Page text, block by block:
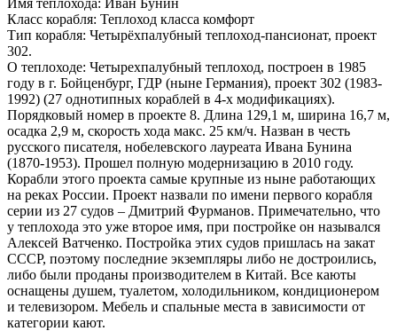
Класс корабля: Теплоход класса комфорт
Тип корабля: Четырёхпалубный теплоход-пансионат, проект
302.
О теплоходе: Четырехпалубный теплоход, построен в 1985
году в г. Бойценбург, ГДР (ныне Германия), проект 302 (1983-
1992) (27 однотипных кораблей в 4-х модификациях).
Порядковый номер в проекте 8. Длина 129,1 м, ширина 16,7 м,
осадка 2,9 м, скорость хода макс. 25 км/ч. Назван в честь
русского писателя, нобелевского лауреата Ивана Бунина
(1870-1953). Прошел полную модернизацию в 2010 году.
Корабли этого проекта самые крупные из ныне работающих
на реках России. Проект назвали по имени первого корабля
серии из 27 судов – Дмитрий Фурманов. Примечательно, что
у теплохода это уже второе имя, при постройке он назывался
Алексей Ватченко. Постройка этих судов пришлась на закат
СССР, поэтому последние экземпляры либо не достроились,
либо были проданы производителем в Китай. Все каюты
оснащены душем, туалетом, холодильником, кондиционером
и телевизором. Мебель и спальные места в зависимости от
категории кают.